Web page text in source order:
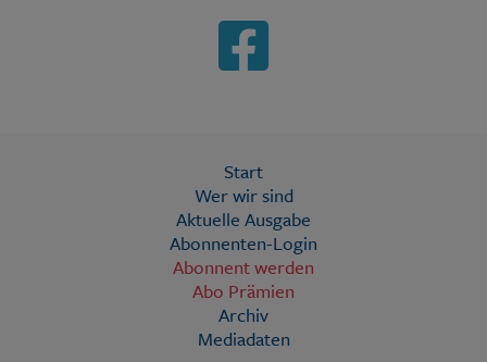
Start
Wer wir sind
Aktuelle Ausgabe
Abonnenten-Login
Abonnent werden
Abo Prämien
Archiv
Mediadaten